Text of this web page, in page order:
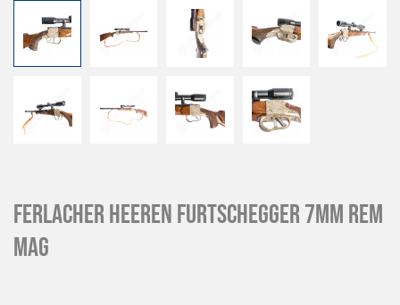
Ferlacher Heeren Furtschegger 7mm Rem
Mag